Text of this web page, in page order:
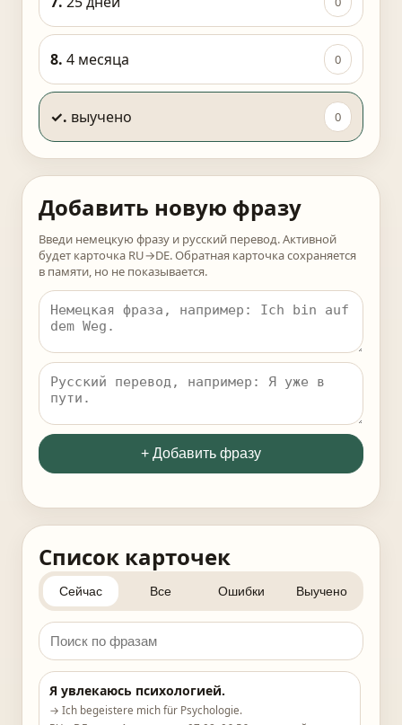
8. 4 месяца 0
✓. выучено 0
Добавить новую фразу
Введи немецкую фразу и русский перевод. Активной
будет карточка RU→DE. Обратная карточка сохраняется
в памяти, но не показывается.
+ Добавить фразу
Список карточек
Сейчас Все Ошибки Выучено
Я увлекаюсь психологией.
→ Ich begeistere mich für Psychologie.